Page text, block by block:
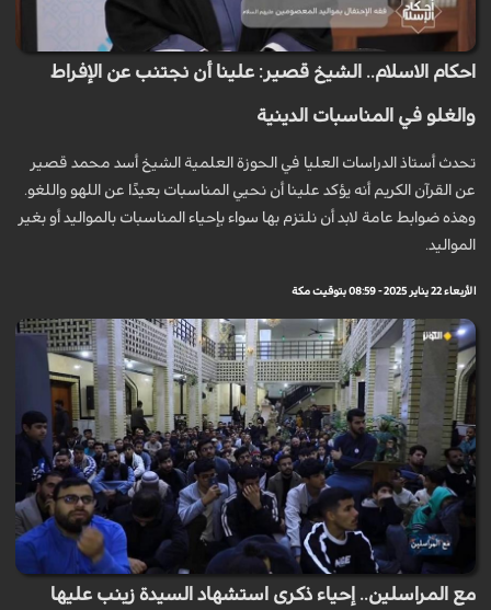
احكام الاسلام.. الشيخ قصير: علينا أن نجتنب عن الإفراط
والغلو في المناسبات الدينية
تحدث أستاذ الدراسات العليا في الحوزة العلمية الشيخ أسد محمد قصير
عن القرآن الكريم أنه يؤكد علينا أن نحيي المناسبات بعيدًا عن اللهو واللغو.
وهذه ضوابط عامة لابد أن نلتزم بها سواء بإحياء المناسبات بالمواليد أو بغير
المواليد.
الأربعاء 22 يناير 2025 - 08:59 بتوقيت مكة
مع المراسلين.. إحياء ذكرى استشهاد السيدة زينب عليها